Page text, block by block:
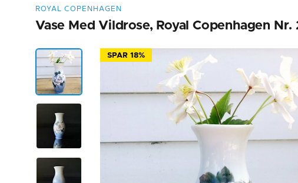
ROYAL COPENHAGEN
Vase Med Vildrose, Royal Copenhagen
SPAR 18%